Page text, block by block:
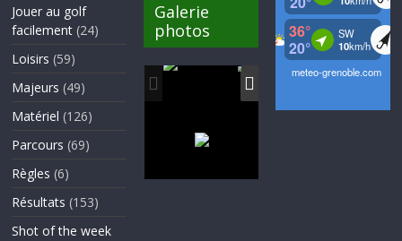
Jouer au golf
facilement (24)
Loisirs (59)
Majeurs (49)
Matériel (126)
Parcours (69)
Règles (6)
Résultats (153)
Shot of the week
Galerie
photos